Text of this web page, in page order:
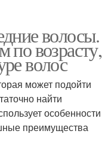
волосы.
по возрасту,
волос
может подойти
найти
особенности
преимущества